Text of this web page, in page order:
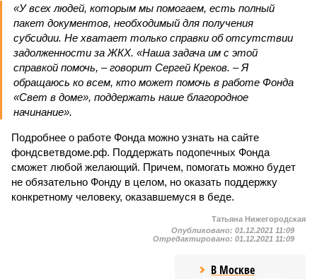
«У всех людей, которым мы помогаем, есть полный
пакет документов, необходимый для получения
субсидии. Не хватает только справки об отсутствии
задолженности за ЖКХ. «Наша задача им с этой
справкой помочь, – говорит Сергей Креков. – Я
обращаюсь ко всем, кто может помочь в работе Фонда
«Свет в доме», поддержать наше благородное
начинание».
Подробнее о работе Фонда можно узнать на сайте
фондсветвдоме.рф. Поддержать подопечных Фонда
сможет любой желающий. Причем, помогать можно будет
не обязательно Фонду в целом, но оказать поддержку
конкретному человеку, оказавшемуся в беде.
Татьяна Нижегородская
Опубликовано: 01.12.2021 11:09
Отредактировано: 01.12.2021 11:09
В Москве